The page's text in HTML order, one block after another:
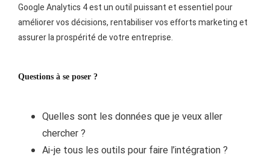
Google Analytics 4 est un outil puissant et essentiel pour
améliorer vos décisions, rentabiliser vos efforts marketing et
assurer la prospérité de votre entreprise.
Questions à se poser ?
Quelles sont les données que je veux aller
chercher ?
Ai-je tous les outils pour faire l’intégration ?